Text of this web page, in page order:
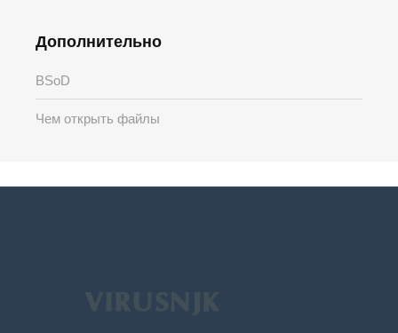
Дополнительно
BSoD
Чем открыть файлы